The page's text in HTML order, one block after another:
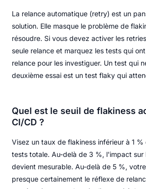
La relance automatique (retry) est un
solution. Elle masque le problème de
résoudre. Si vous devez activer les
seule relance et marquez les tests qui
relance pour les investiguer. Un test qui
deuxième essai est un test flaky qui
Quel est le seuil de flakiness
CI/CD ?
Visez un taux de flakiness inférieur à 1
tests totale. Au-delà de 3 %, l'impact
devient mesurable. Au-delà de 5 %,
presque certainement le réflexe de